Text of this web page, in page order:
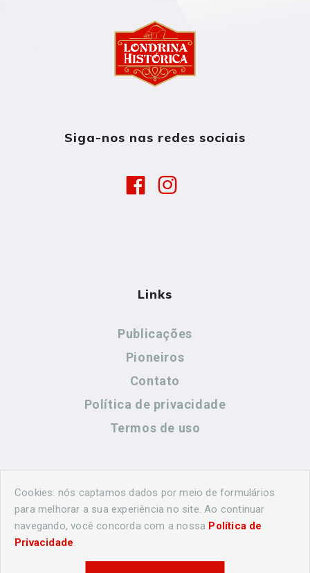
Siga-nos nas redes sociais
Links
Publicações
Pioneiros
Contato
Política de privacidade
Termos de uso
Contato
(44) 99883-8883
Cookies: nós captamos dados por meio de formulários
para melhorar a sua experiência no site. Ao continuar
navegando, você concorda com a nossa Política de
Privacidade.